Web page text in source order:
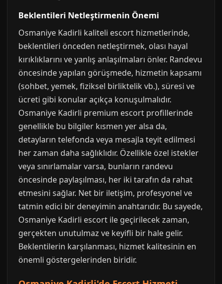
Beklentileri Netleştirmenin Önemi
Osmaniye Kadirli kaliteli escort hizmetlerinde,
beklentileri önceden netleştirmek, olası hayal
kırıklıklarını ve yanlış anlaşılmaları önler. Randevu
öncesinde yapılan görüşmede, hizmetin kapsamı
(sohbet, yemek, fiziksel birliktelik vb.), süresi ve
ücreti gibi konular açıkça konuşulmalıdır.
Osmaniye Kadirli premium escort profillerinde
genellikle bu bilgiler kısmen yer alsa da,
detayların telefonda veya mesajla teyit edilmesi
her zaman daha sağlıklıdır. Özellikle özel istekler
veya sınırlamalar varsa, bunların randevu
öncesinde paylaşılması, her iki tarafın da rahat
etmesini sağlar. Net bir iletişim, profesyonel ve
tatmin edici bir deneyimin anahtarıdır. Bu sayede,
Osmaniye Kadirli escort ile geçirilecek zaman,
gerçekten unutulmaz ve keyifli bir hale gelir.
Beklentilerin karşılanması, hizmet kalitesinin en
önemli göstergelerinden biridir.